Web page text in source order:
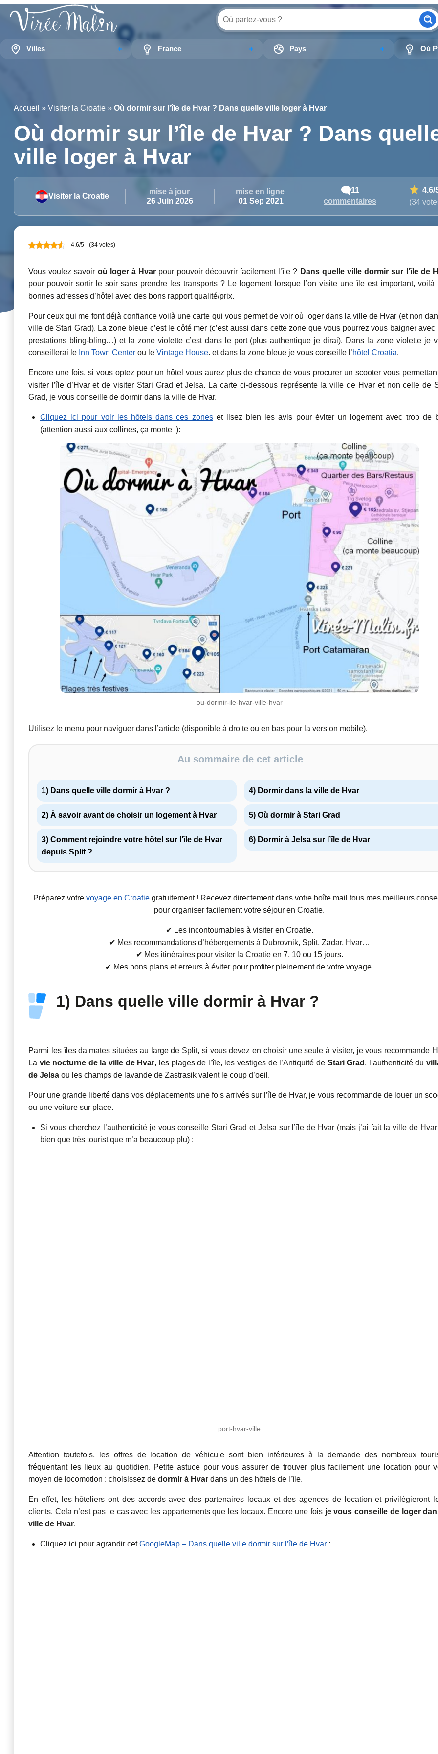
Villes France Pays Où
Accueil » Visiter la Croatie » Où dormir sur l'île de Hvar ? Dans quelle ville loger à Hvar
Où dormir sur l’île de Hvar ? Dans
ville loger à Hvar
Visiter la Croatie
mise à jour
26 Juin 2026
mise en ligne
01 Sep 2021
11
commentaires
4.6/
(34
4.6/5 - (34 votes)
Vous voulez savoir où loger à Hvar pour pouvoir découvrir facilement l’île ? Dans quelle ville dormir sur l’île de
pour pouvoir sortir le soir sans prendre les transports ? Le logement lorsque l’on visite une île est important, voilà
bonnes adresses d’hôtel avec des bons rapport qualité/prix.
Pour ceux qui me font déjà confiance voilà une carte qui vous permet de voir où loger dans la ville de Hvar (et non
ville de Stari Grad). La zone bleue c’est le côté mer (c’est aussi dans cette zone que vous pourrez vous baigner avec
prestations bling-bling…) et la zone violette c’est dans le port (plus authentique je dirai). Dans la zone violette je
conseillerai le Inn Town Center ou le Vintage House. et dans la zone bleue je vous conseille l’hôtel Croatia.
Encore une fois, si vous optez pour un hôtel vous aurez plus de chance de vous procurer un scooter vous
visiter l’île d’Hvar et de visiter Stari Grad et Jelsa. La carte ci-dessous représente la ville de Hvar et non celle de
Grad, je vous conseille de dormir dans la ville de Hvar.
Cliquez ici pour voir les hôtels dans ces zoneset lisez bien les avis pour éviter un logement avec trop de
(attention aussi aux collines, ça monte !):
ou-dormir-ile-hvar-ville-hvar
Utilisez le menu pour naviguer dans l’article (disponible à droite ou en bas pour la version mobile).
Au sommaire de cet article
1) Dans quelle ville dormir à Hvar ?
2) À savoir avant de choisir un logement à Hvar
3) Comment rejoindre votre hôtel sur l’île de Hvar
depuis Split ?
4) Dormir dans la ville de Hvar
5) Où dormir à Stari Grad
6) Dormir à Jelsa sur l’île de Hvar
Préparez votre voyage en Croatie gratuitement ! Recevez directement dans votre boîte mail tous mes meilleurs
pour organiser facilement votre séjour en Croatie.
✔ Les incontournables à visiter en Croatie.
✔ Mes recommandations d’hébergements à Dubrovnik, Split, Zadar, Hvar…
✔ Mes itinéraires pour visiter la Croatie en 7, 10 ou 15 jours.
✔ Mes bons plans et erreurs à éviter pour profiter pleinement de votre voyage.
1) Dans quelle ville dormir à Hvar ?
Parmi les îles dalmates situées au large de Split, si vous devez en choisir une seule à visiter, je vous recommande
La vie nocturne de la ville de Hvar, les plages de l’île, les vestiges de l’Antiquité de Stari Grad , l’authenticité du
de Jelsa ou les champs de lavande de Zastrasik valent le coup d’oeil.
Pour une grande liberté dans vos déplacements une fois arrivés sur l’île de Hvar, je vous recommande de louer un
ou une voiture sur place.
Si vous cherchez l’authenticité je vous conseille Stari Grad et Jelsa sur l’île de Hvar (mais j’ai fait la ville de
bien que très touristique m’a beaucoup plu) :
port-hvar-ville
Attention toutefois, les offres de location de véhicule sont bien inférieures à la demande des nombreux
fréquentant les lieux au quotidien. Petite astuce pour vous assurer de trouver plus facilement une location pour
moyen de locomotion : choisissez de dormir à Hvar dans un des hôtels de l’île.
En effet, les hôteliers ont des accords avec des partenaires locaux et des agences de location et privilégieront
clients. Cela n’est pas le cas avec les appartements que les locaux. Encore une fois je vous conseille de loger
ville de Hvar.
Cliquez ici pour agrandir cetGoogleMap – Dans quelle ville dormir sur l’île de Hvar :